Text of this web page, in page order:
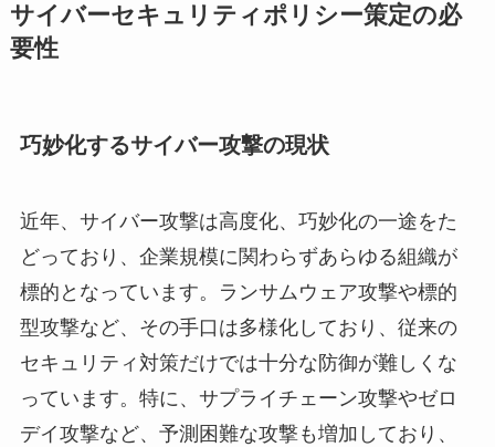
サイバーセキュリティポリシー策定の必
要性
巧妙化するサイバー攻撃の現状
近年、サイバー攻撃は高度化、巧妙化の一途をた
どっており、企業規模に関わらずあらゆる組織が
標的となっています。ランサムウェア攻撃や標的
型攻撃など、その手口は多様化しており、従来の
セキュリティ対策だけでは十分な防御が難しくな
っています。特に、サプライチェーン攻撃やゼロ
デイ攻撃など、予測困難な攻撃も増加しており、